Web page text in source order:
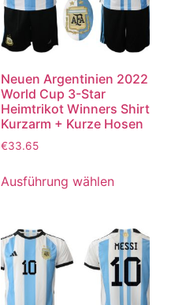
Neuen Argentinien 2022
World Cup 3-Star
Heimtrikot Winners Shirt
Kurzarm + Kurze Hosen
€33.65
Ausführung wählen